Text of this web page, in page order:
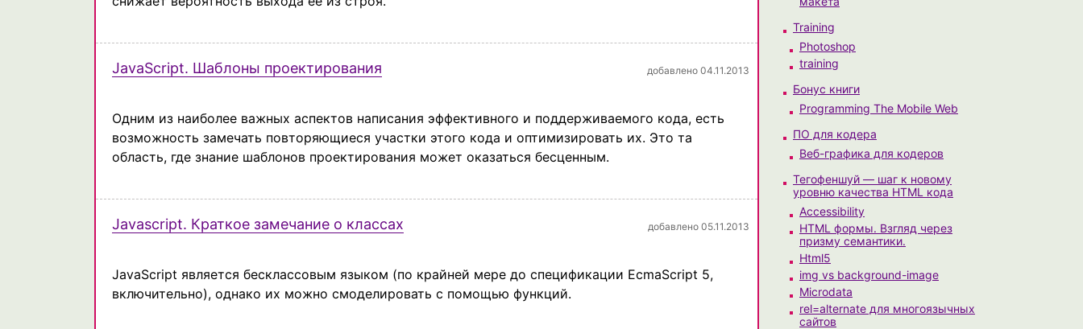
JavaScript. Шаблоны проектирования добавлено 04.11.2013
Одним из наиболее важных аспектов написания эффективного и поддерживаемого кода, есть
возможность замечать повторяющиеся участки этого кода и оптимизировать их. Это та
область, где знание шаблонов проектирования может оказаться бесценным.
Javascript. Краткое замечание о классах добавлено 05.11.2013
JavaScript является бесклассовым языком (по крайней мере до спецификации EcmaScript 5,
включительно), однако их можно смоделировать с помощью функций.
Training
Photoshop
training
Бонус книги
Programming The Mobile Web
ПО для кодера
Веб-графика для кодеров
Тегофеншуй — шаг к новому
уровню качества HTML кода
Accessibility
HTML формы. Взгляд через
призму семантики.
Html5
img vs background-image
Microdata
rel=alternate для многоязычных
сайтов